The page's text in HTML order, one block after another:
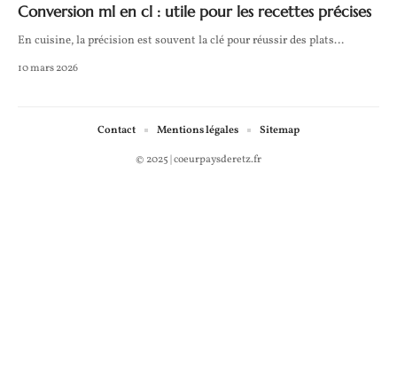
Conversion ml en cl : utile pour les recettes précises
En cuisine, la précision est souvent la clé pour réussir des plats…
10 mars 2026
© 2025 | coeurpaysderetz.fr
Contact Mentions légales Sitemap